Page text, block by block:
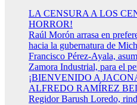
LA CENSURA A LOS
HORROR!
Raúl Morón arrasa en
hacia la gubernatura de
Francisco Pérez-Ayala,
Zamora Industrial, para el
¡BIENVENIDO A
ALFREDO RAMÍREZ
Regidor Barush Loredo,